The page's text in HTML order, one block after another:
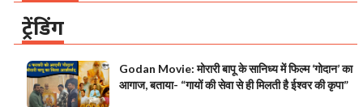
ट्रेंडिंग
Godan Movie: मोरारी बापू के सानिध्य में फिल्म ‘गोदान’ का
आगाज, बताया- “गायों की सेवा से ही मिलती है ईश्वर की कृपा”